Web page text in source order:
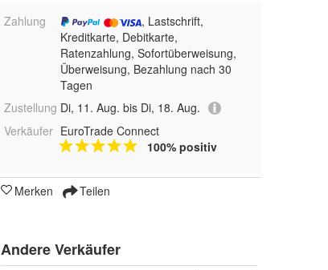
Zahlung
, Lastschrift,
Kreditkarte, Debitkarte,
Ratenzahlung, Sofortüberweisung,
Überweisung, Bezahlung nach 30
Tagen
Zustellung Di, 11. Aug. bis Di, 18. Aug.
Verkäufer EuroTrade Connect
100% positiv
Merken Teilen
Andere Verkäufer